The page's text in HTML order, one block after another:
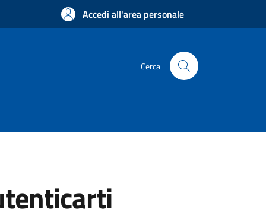
Accedi all'area personale
Cerca